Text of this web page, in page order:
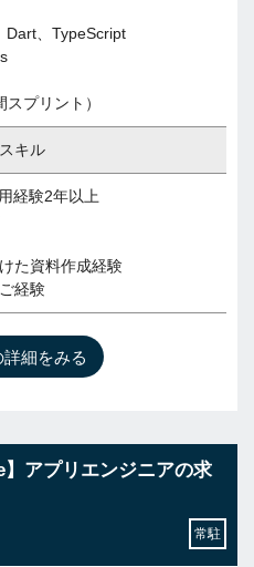
Dart、TypeScript
プリント）
キル
経験2年以上
た資料作成経験
経験
細をみる
】アプリエンジニアの求
常駐